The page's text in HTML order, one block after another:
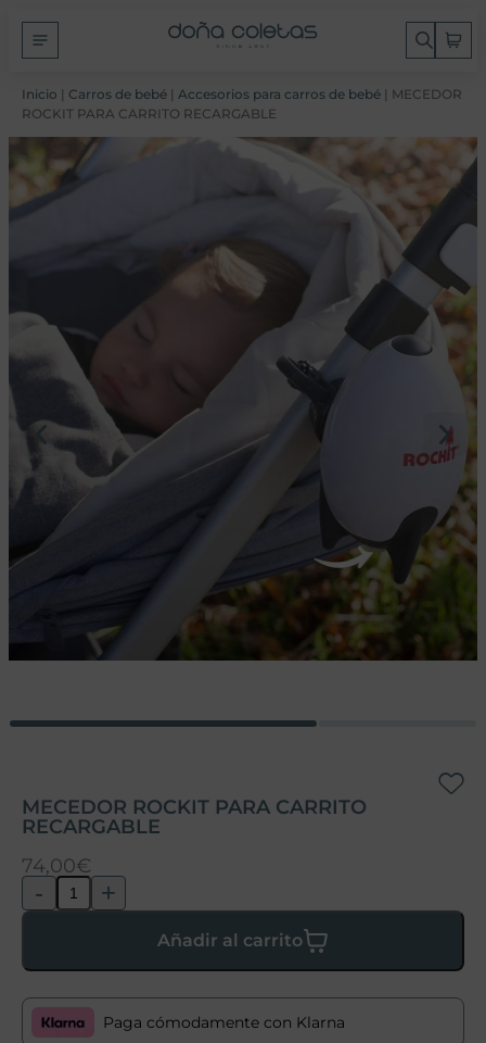
Inicio | Carros de bebé | Accesorios para carros de bebé | MECEDOR
ROCKIT PARA CARRITO RECARGABLE
MECEDOR ROCKIT PARA CARRITO
RECARGABLE
74,00€
- +
Añadir al carrito
Paga cómodamente con Klarna